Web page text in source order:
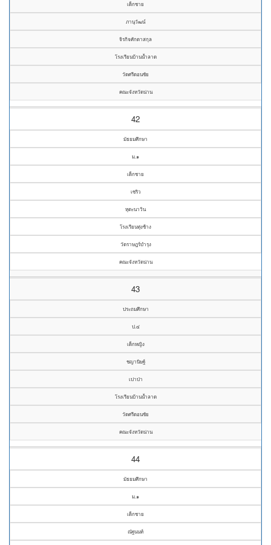
เด็กชาย
ภานุวัฒน์
จิรกิจศักดาสกุล
โรงเรียนบ้านน้ำลาด
วัดศรีดอนชัย
คณะจังหวัดน่าน
42
มัธยมศึกษา
ม.๑
เด็กชาย
เซริว
หุตะนาวิน
โรงเรียนทุ่งช้าง
วัดราษฎร์บำรุง
คณะจังหวัดน่าน
43
ประถมศึกษา
ป.๔
เด็กหญิง
ชญานิษฐ์
เปาป่า
โรงเรียนบ้านน้ำลาด
วัดศรีดอนชัย
คณะจังหวัดน่าน
44
มัธยมศึกษา
ม.๑
เด็กชาย
ณัฐนนท์